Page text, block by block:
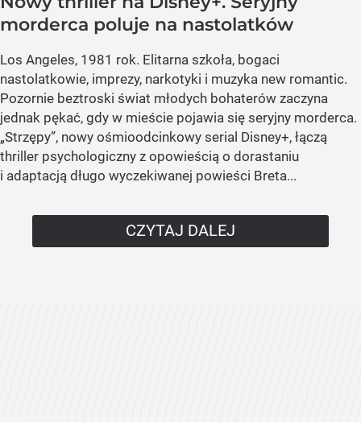
morderca poluje na nastolatków
Los Angeles, 1981 rok. Elitarna szkoła, bogaci
nastolatkowie, imprezy, narkotyki i muzyka new romantic.
Pozornie beztroski świat młodych bohaterów zaczyna
jednak pękać, gdy w mieście pojawia się seryjny morderca.
„Strzępy”, nowy ośmioodcinkowy serial Disney+, łączą
thriller psychologiczny z opowieścią o dorastaniu
i adaptacją długo wyczekiwanej powieści Breta...
CZYTAJ DALEJ